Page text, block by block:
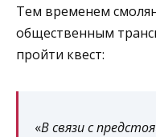
Тем временем
общественным
пройти квест:
«В связи с